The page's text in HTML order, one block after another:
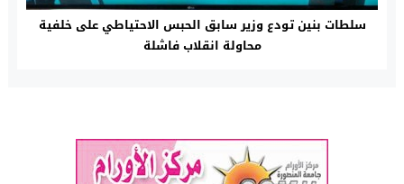
سلطات بنين تودع وزير سابق الحبس الاحتياطي على خلفية
محاولة انقلاب فاشلة